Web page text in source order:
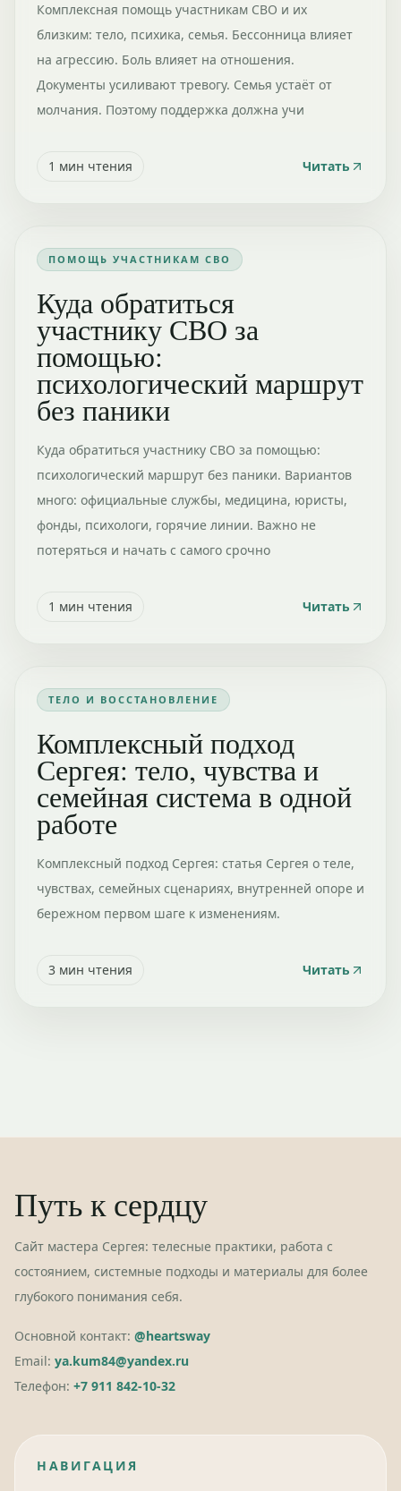
Комплексная помощь участникам СВО и их
близким: тело, психика, семья. Бессонница влияет
на агрессию. Боль влияет на отношения.
Документы усиливают тревогу. Семья устаёт от
молчания. Поэтому поддержка должна учи
1 мин чтения Читать
ПОМОЩЬ УЧАСТНИКАМ СВО
Куда обратиться
участнику СВО за
помощью:
психологический маршрут
без паники
Куда обратиться участнику СВО за помощью:
психологический маршрут без паники. Вариантов
много: официальные службы, медицина, юристы,
фонды, психологи, горячие линии. Важно не
потеряться и начать с самого срочно
1 мин чтения Читать
ТЕЛО И ВОССТАНОВЛЕНИЕ
Комплексный подход
Сергея: тело, чувства и
семейная система в одной
работе
Комплексный подход Сергея: статья Сергея о теле,
чувствах, семейных сценариях, внутренней опоре и
бережном первом шаге к изменениям.
3 мин чтения Читать
Путь к сердцу
Сайт мастера Сергея: телесные практики, работа с
состоянием, системные подходы и материалы для более
глубокого понимания себя.
Основной контакт: @heartsway
Email: ya.kum84@yandex.ru
Телефон: +7 911 842-10-32
НАВИГАЦИЯ